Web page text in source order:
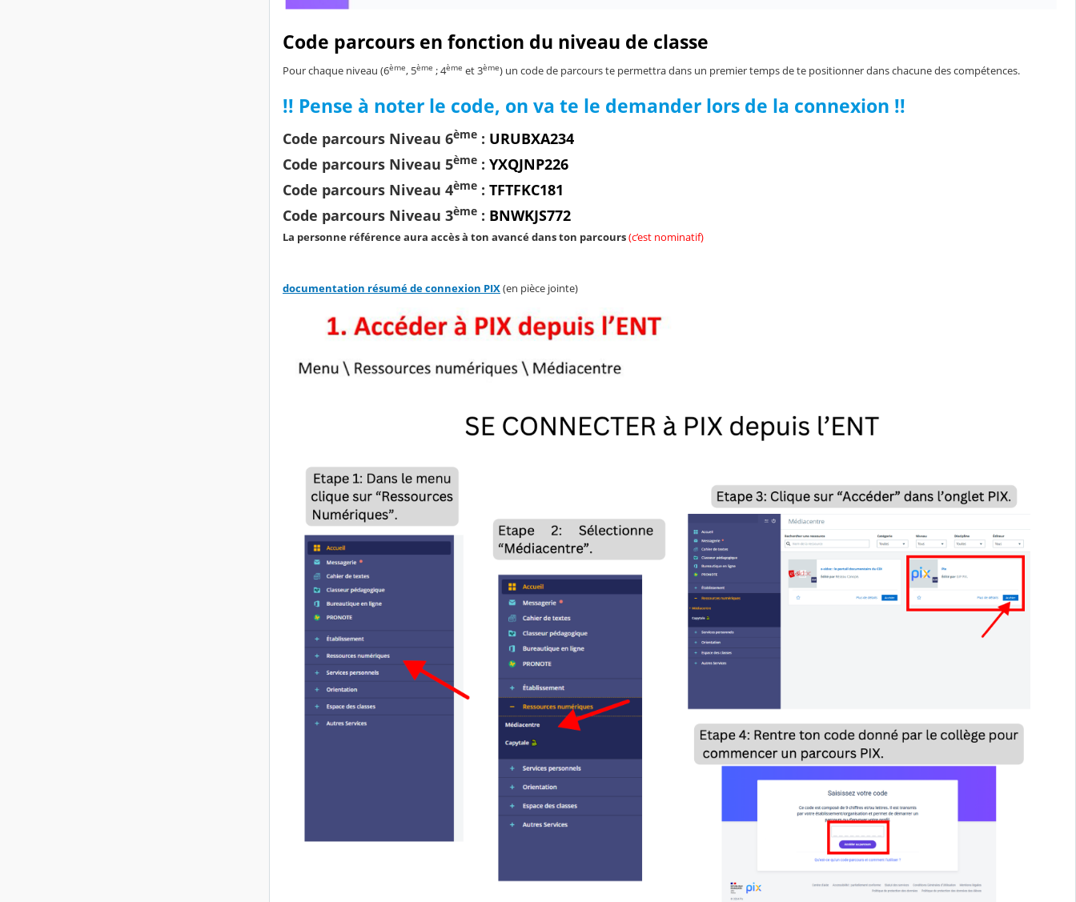
Code parcours en fonction du niveau de classe
Pour chaque niveau (6ème, 5ème ; 4ème et 3ème) un code de parcours te permettra dans un premier temps de te positionner dans chacune des compétences.
!! Pense à noter le code, on va te le demander lors de la connexion !!
Code parcours Niveau 6ème : URUBXA234
Code parcours Niveau 5ème : YXQJNP226
Code parcours Niveau 4ème : TFTFKC181
Code parcours Niveau 3ème : BNWKJS772
La personne référence aura accès à ton avancé dans ton parcours(c’est nominatif)
documentation résumé de connexion PIX(en pièce jointe)